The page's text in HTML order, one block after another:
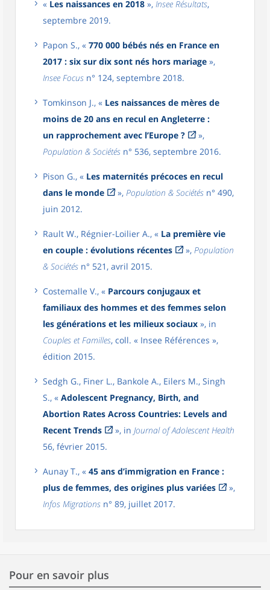
« Les naissances en 2018 », Insee Résultats,
septembre 2019.
Papon S., « 770 000 bébés nés en France en
2017 : six sur dix sont nés hors mariage »,
Insee Focus n° 124, septembre 2018.
Tomkinson J., « Les naissances de mères de
moins de 20 ans en recul en Angleterre :
un rapprochement avec l’Europe ?
»,
Population & Sociétés n° 536, septembre 2016.
Pison G., « Les maternités précoces en recul
dans le monde
», Population & Sociétés n° 490,
juin 2012.
Rault W., Régnier-Loilier A., « La première vie
en couple : évolutions récentes
», Population
& Sociétés n° 521, avril 2015.
Costemalle V., « Parcours conjugaux et
familiaux des hommes et des femmes selon
les générations et les milieux sociaux », in
Couples et Familles, coll. « Insee Références »,
édition 2015.
Sedgh G., Finer L., Bankole A., Eilers M., Singh
S., « Adolescent Pregnancy, Birth, and
Abortion Rates Across Countries: Levels and
Recent Trends
», in Journal of Adolescent Health
56, février 2015.
Aunay T., « 45 ans d’immigration en France :
plus de femmes, des origines plus variées
»,
Infos Migrations n° 89, juillet 2017.
Pour en savoir plus